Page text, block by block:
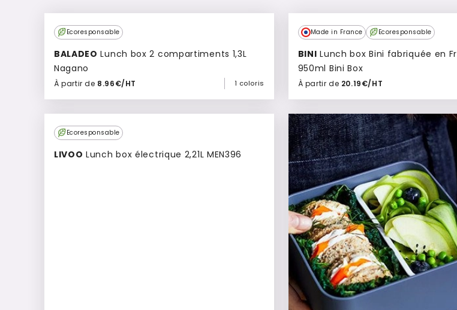
Ecoresponsable
BALADEO Lunch box 2 compartiments 1,3L
Nagano
À partir de 8.96€/HT 1 coloris
Ajouter à mon devis
Made in France Ecoresponsable
BINI Lunch box Bini fabriquée en France
950ml Bini Box
À partir de 20.19€/HT
Ajouter à mon devis
Ecoresponsable
LIVOO Lunch box électrique 2,21L MEN396